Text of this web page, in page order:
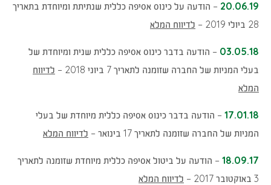
20.06.19 – הודעה על כינוס אסיפה כללית שנתיתת ומיוחדת בתאריך
28 ביולי 2019 –
לדיווח המלא(נפתח
03.05.18 – הודעה בדבר כינוס אסיפה כללית שנית ומיוחדת של
בעלי המניות של החברה שזומנה לתאריך 7 ביוני 2018 –
לדיווח
המלא(נפתח
17.01.18 – הודעה בדבר כינוס אסיפה כללית מיוחדת של בעלי
המניות של החברה שזומנה לתאריך 17 בינואר –
לדיווח המלא
18.09.17 – הודעה על ביטול אסיפה כללית מיוחדת שזומנה לתאריך
3 באוקטובר 2017 –
לדיווח המלא